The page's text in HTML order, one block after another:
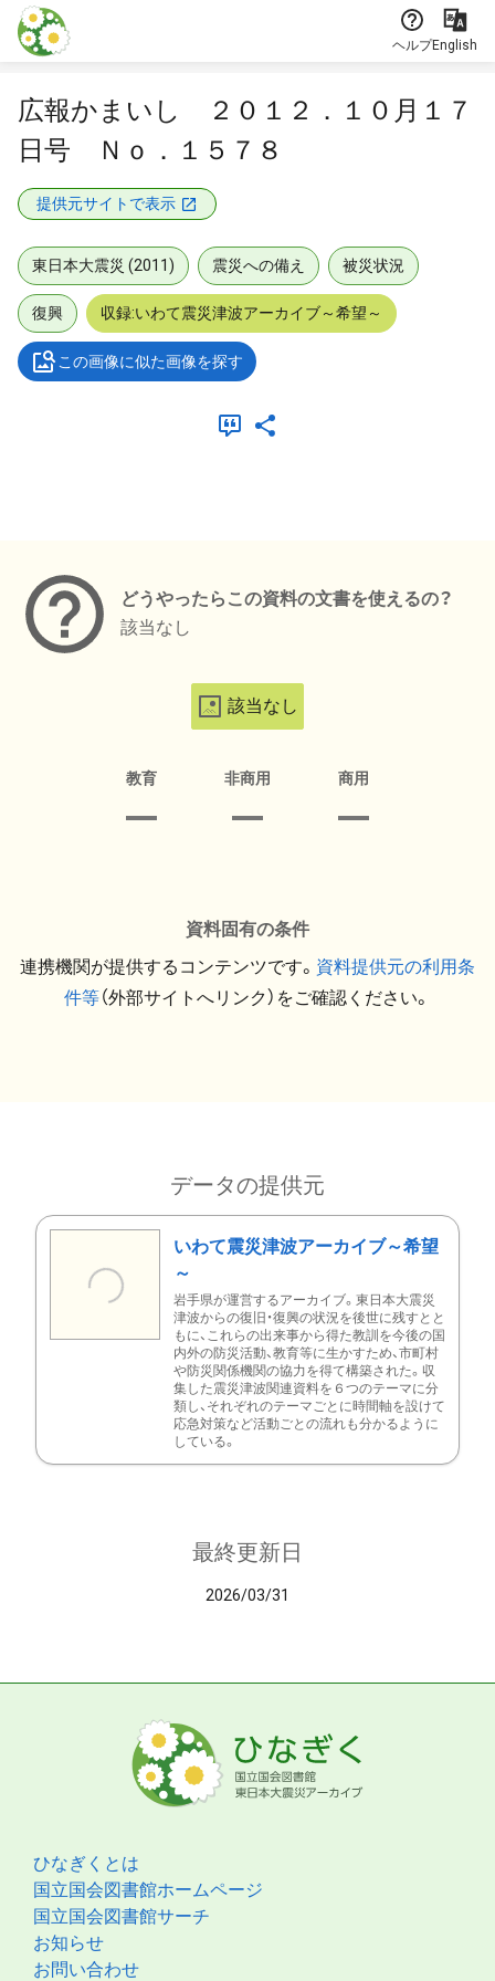
本文に飛ぶ
ヘルプEnglish
広報かまいし ２０１２．１０月１７
日号 Ｎｏ．１５７８
提供元サイトで表示
東日本大震災 (2011) 震災への備え 被災状況
復興 収録:いわて震災津波アーカイブ～希望～
この画像に似た画像を探す
どうやったらこの資料の文書を使えるの？
該当なし
該当なし
教育 非商用 商用
資料固有の条件
連携機関が提供するコンテンツです。 資料提供元の利用条
件等（外部サイトへリンク）をご確認ください。
データの提供元
いわて震災津波アーカイブ～希望
～
岩手県が運営するアーカイブ。東日本大震災
津波からの復旧・復興の状況を後世に残すとと
もに、これらの出来事から得た教訓を今後の国
内外の防災活動、教育等に生かすため、市町村
や防災関係機関の協力を得て構築された。収
集した震災津波関連資料を６つのテーマに分
類し、それぞれのテーマごとに時間軸を設けて
応急対策など活動ごとの流れも分かるように
している。
最終更新日
2026/03/31
ひなぎくとは
国立国会図書館ホームページ
国立国会図書館サーチ
お知らせ
お問い合わせ